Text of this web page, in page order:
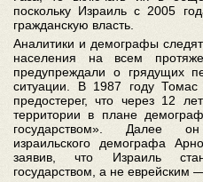
поскольку Израиль с 2005
гражданскую власть.
Аналитики и демографы
населения на всем
предупреждали о грядущих
ситуации. В 1987 году
предостерег, что через 12
территории в плане
государством». Далее
израильского демографа
заявив, что Израиль
государством, а не еврейским